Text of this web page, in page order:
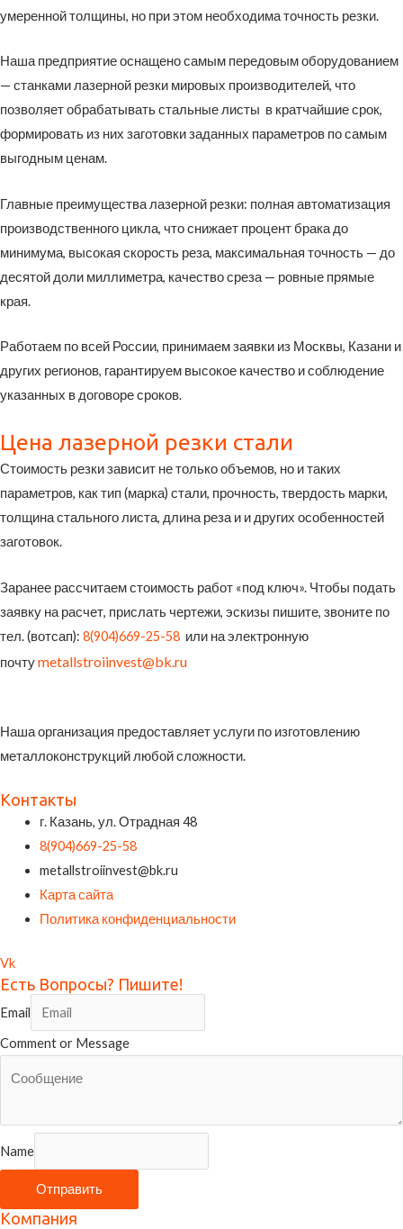
умеренной толщины, но при этом необходима точность резки.
Наша предприятие оснащено самым передовым оборудованием
— станками лазерной резки мировых производителей, что
позволяет обрабатывать стальные листы в кратчайшие срок,
формировать из них заготовки заданных параметров по самым
выгодным ценам.
Главные преимущества лазерной резки: полная автоматизация
производственного цикла, что снижает процент брака до
минимума, высокая скорость реза, максимальная точность — до
десятой доли миллиметра, качество среза — ровные прямые
края.
Работаем по всей России, принимаем заявки из Москвы, Казани и
других регионов, гарантируем высокое качество и соблюдение
указанных в договоре сроков.
Цена лазерной резки стали
Стоимость резки зависит не только объемов, но и таких
параметров, как тип (марка) стали, прочность, твердость марки,
толщина стального листа, длина реза и и других особенностей
заготовок.
Заранее рассчитаем стоимость работ «под ключ». Чтобы подать
заявку на расчет, прислать чертежи, эскизы пишите, звоните по
тел. (вотсап): 8(904)669-25-58 или на электронную
почтуmetallstroiinvest@bk.ru
Наша организация предоставляет услуги по изготовлению
металлоконструкций любой сложности.
Контакты
г. Казань, ул. Отрадная 48
8(904)669-25-58
metallstroiinvest@bk.ru
Карта сайта
Политика конфиденциальности
Vk
Есть Вопросы? Пишите!
Email
Comment or Message
Name
Отправить
Компания